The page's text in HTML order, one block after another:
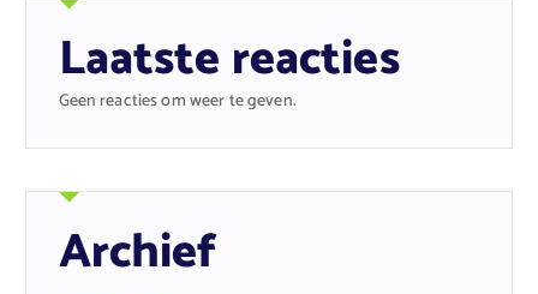
Laatste reacties
Geen reacties om weer te geven.
Archief